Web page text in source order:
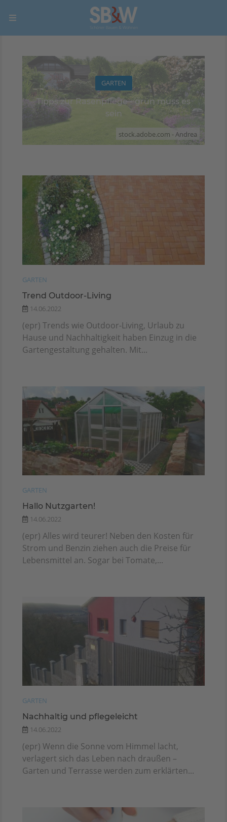
stock.adobe.com - Andrea
GARTEN
Tipps zur Rasenpflege - grün muss es
sein
GARTEN
Trend Outdoor-Living
14.06.2022
(epr) Trends wie Outdoor-Living, Urlaub zu
Hause und Nachhaltigkeit haben Einzug in die
Gartengestaltung gehalten. Mit...
GARTEN
Hallo Nutzgarten!
14.06.2022
(epr) Alles wird teurer! Neben den Kosten für
Strom und Benzin ziehen auch die Preise für
Lebensmittel an. Sogar bei Tomate,...
GARTEN
Nachhaltig und pflegeleicht
14.06.2022
(epr) Wenn die Sonne vom Himmel lacht,
verlagert sich das Leben nach draußen –
Garten und Terrasse werden zum erklärten...